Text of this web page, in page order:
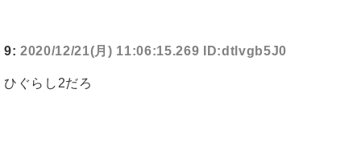
9: 2020/12/21(月) 11:06:15.269 ID:dtlvgb5J0
ひぐらし2だろ